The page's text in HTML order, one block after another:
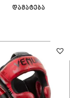
დამატება